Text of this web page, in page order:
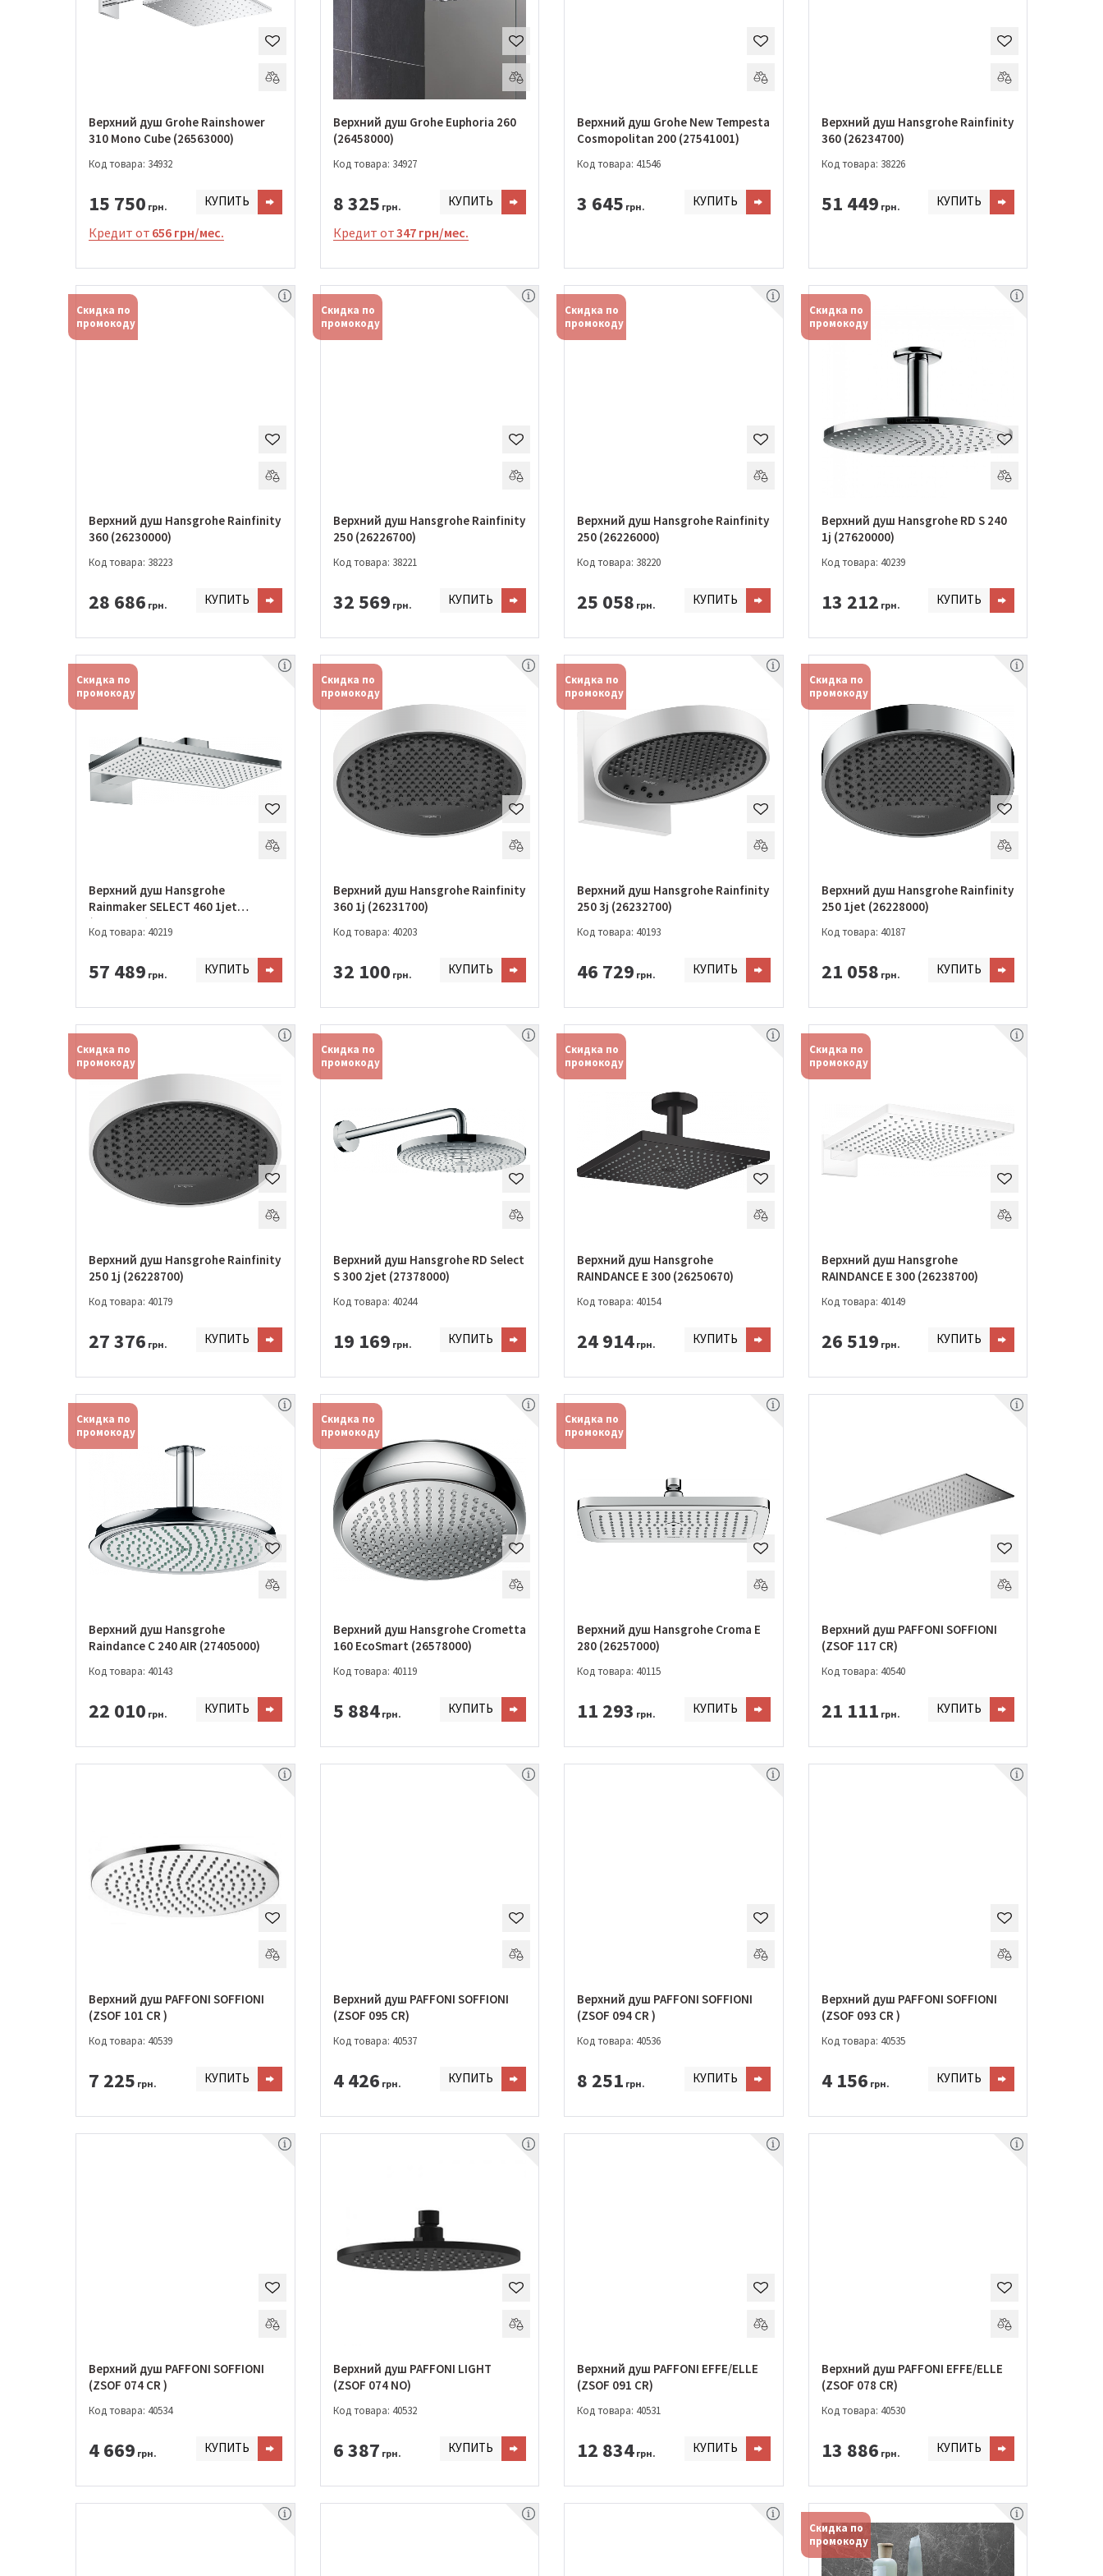
Верхний душ Grohe Rainshower
310 Mono Cube (26563000)
Код товара: 34932
15 750 грн. КУПИТЬ
Кредит от 656 грн/мес.
Верхний душ Grohe Euphoria 260
(26458000)
Код товара: 34927
8 325 грн. КУПИТЬ
Кредит от347 грн/мес.
Верхний душ Grohe New Tempesta
Cosmopolitan 200 (27541001)
Код товара: 41546
3 645 грн. КУПИТЬ
Верхний душ Hansgrohe Rainfinity
360 (26234700)
Код товара: 38226
51 449 грн. КУПИТЬ
Скидка по
промокоду
Верхний душ Hansgrohe Rainfinity
360 (26230000)
Код товара: 38223
28 686 грн. КУПИТЬ
Скидка по
промокоду
Верхний душ Hansgrohe Rainfinity
250 (26226700)
Код товара: 38221
32 569 грн. КУПИТЬ
Скидка по
промокоду
Верхний душ Hansgrohe Rainfinity
250 (26226000)
Код товара: 38220
25 058 грн. КУПИТЬ
Скидка по
промокоду
Верхний душ Hansgrohe RD S 240
1j (27620000)
Код товара: 40239
13 212 грн. КУПИТЬ
Скидка по
промокоду
Верхний душ Hansgrohe
Rainmaker SELECT 460 1jet
(24003400)
Код товара: 40219
57 489 грн. КУПИТЬ
Скидка по
промокоду
Верхний душ Hansgrohe Rainfinity
360 1j (26231700)
Код товара: 40203
32 100 грн. КУПИТЬ
Скидка по
промокоду
Верхний душ Hansgrohe Rainfinity
250 3j (26232700)
Код товара: 40193
46 729 грн. КУПИТЬ
Скидка по
промокоду
Верхний душ Hansgrohe Rainfinity
250 1jet (26228000)
Код товара: 40187
21 058 грн. КУПИТЬ
Скидка по
промокоду
Верхний душ Hansgrohe Rainfinity
250 1j (26228700)
Код товара: 40179
27 376 грн. КУПИТЬ
Скидка по
промокоду
Верхний душ Hansgrohe RD Select
S 300 2jet (27378000)
Код товара: 40244
19 169 грн. КУПИТЬ
Скидка по
промокоду
Верхний душ Hansgrohe
RAINDANCE E 300 (26250670)
Код товара: 40154
24 914 грн. КУПИТЬ
Скидка по
промокоду
Верхний душ Hansgrohe
RAINDANCE E 300 (26238700)
Код товара: 40149
26 519 грн. КУПИТЬ
Скидка по
промокоду
Верхний душ Hansgrohe
Raindance C 240 AIR (27405000)
Код товара: 40143
22 010 грн. КУПИТЬ
Скидка по
промокоду
Верхний душ Hansgrohe Crometta
160 EcoSmart (26578000)
Код товара: 40119
5 884 грн. КУПИТЬ
Скидка по
промокоду
Верхний душ Hansgrohe Croma E
280 (26257000)
Код товара: 40115
11 293 грн. КУПИТЬ
Верхний душ PAFFONI SOFFIONI
(ZSOF 117 CR)
Код товара: 40540
21 111 грн. КУПИТЬ
Верхний душ PAFFONI SOFFIONI
(ZSOF 101 CR )
Код товара: 40539
7 225 грн. КУПИТЬ
Верхний душ PAFFONI SOFFIONI
(ZSOF 095 CR)
Код товара: 40537
4 426 грн. КУПИТЬ
Верхний душ PAFFONI SOFFIONI
(ZSOF 094 CR )
Код товара: 40536
8 251 грн. КУПИТЬ
Верхний душ PAFFONI SOFFIONI
(ZSOF 093 CR )
Код товара: 40535
4 156 грн. КУПИТЬ
Верхний душ PAFFONI SOFFIONI
(ZSOF 074 CR )
Код товара: 40534
4 669 грн. КУПИТЬ
Верхний душ PAFFONI LIGHT
(ZSOF 074 NO)
Код товара: 40532
6 387 грн. КУПИТЬ
Верхний душ PAFFONI EFFE/ELLE
(ZSOF 091 CR)
Код товара: 40531
12 834 грн. КУПИТЬ
Верхний душ PAFFONI EFFE/ELLE
(ZSOF 078 CR)
Код товара: 40530
13 886 грн. КУПИТЬ
Скидка по
промокоду